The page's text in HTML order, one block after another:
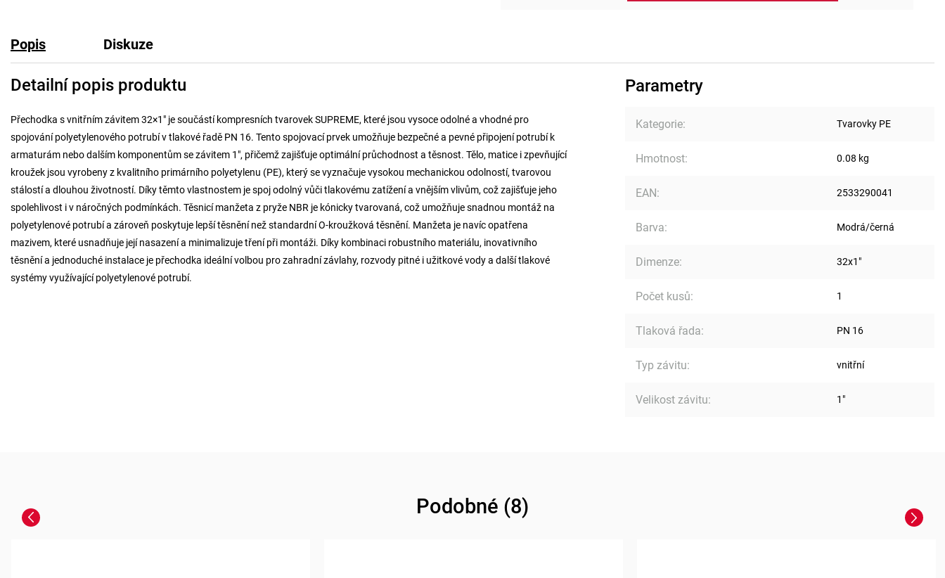
Popis Diskuze
Detailní popis produktu
Přechodka s vnitřním závitem 32×1" je součástí kompresních tvarovek SUPREME, které jsou vysoce odolné a vhodné pro
spojování polyetylenového potrubí v tlakové řadě PN 16. Tento spojovací prvek umožňuje bezpečné a pevné připojení potrubí k
armaturám nebo dalším komponentům se závitem 1", přičemž zajišťuje optimální průchodnost a těsnost. Tělo, matice i zpevňující
kroužek jsou vyrobeny z kvalitního primárního polyetylenu (PE), který se vyznačuje vysokou mechanickou odolností, tvarovou
stálostí a dlouhou životností. Díky těmto vlastnostem je spoj odolný vůči tlakovému zatížení a vnějším vlivům, což zajišťuje jeho
spolehlivost i v náročných podmínkách. Těsnicí manžeta z pryže NBR je kónicky tvarovaná, což umožňuje snadnou montáž na
polyetylenové potrubí a zároveň poskytuje lepší těsnění než standardní O-kroužková těsnění. Manžeta je navíc opatřena
mazivem, které usnadňuje její nasazení a minimalizuje tření při montáži. Díky kombinaci robustního materiálu, inovativního
těsnění a jednoduché instalace je přechodka ideální volbou pro zahradní závlahy, rozvody pitné i užitkové vody a další tlakové
systémy využívající polyetylenové potrubí.
Parametry
Kategorie: Tvarovky PE
Hmotnost: 0.08 kg
EAN: 2533290041
Barva: Modrá/černá
Dimenze: 32x1"
Počet kusů: 1
Tlaková řada: PN 16
Typ závitu: vnitřní
Velikost závitu: 1"
Podobné (8)
Previous Next